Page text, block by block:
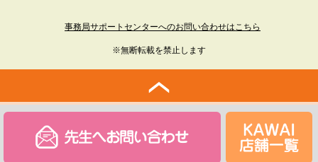
事務局サポートセンターへのお問い合わせはこちら
※無断転載を禁止します